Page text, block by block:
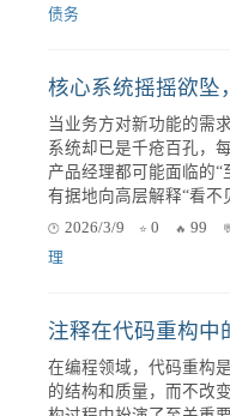
在产品开发中，资源紧
功能开发以及核心系统
额。如何在这种多重压
2026/3/8 0 141
债务
当业务方对新功能的需
系统却已是千疮百孔，
产品经理都可能面临的“
有据地向高层解释“看